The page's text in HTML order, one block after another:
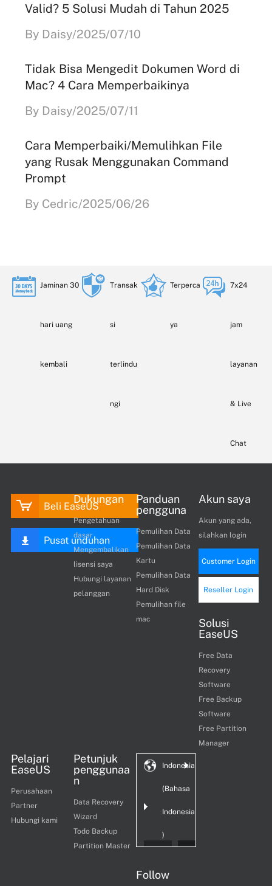
Valid? 5 Solusi Mudah di Tahun 2025
By Daisy/2025/07/10
Tidak Bisa Mengedit Dokumen Word di
Mac? 4 Cara Memperbaikinya
By Daisy/2025/07/11
Cara Memperbaiki/Memulihkan File
yang Rusak Menggunakan Command
Prompt
By Cedric/2025/06/26
Jaminan 30
hari uang
kembali
Transak
si
terlindu
ngi
Terperca
ya
7x24
jam
layanan
& Live
Chat
Beli EaseUS
Pusat unduhan
Dukungan
Pengetahuan
dasar
Mengembalikan
lisensi saya
Hubungi layanan
pelanggan
Panduan
pengguna
Pemulihan Data
Pemulihan Data
Kartu
Pemulihan Data
Hard Disk
Pemulihan file
mac
Akun saya
Akun yang ada,
silahkan login
Customer Login
Reseller Login
Solusi
EaseUS
Free Data
Recovery
Software
Free Backup
Software
Free Partition
Manager
Pelajari
EaseUS
Perusahaan
Partner
Hubungi kami
Petunjuk
penggunaa
n
Data Recovery
Wizard
Todo Backup
Partition Master
Indonesia
(Bahasa
Indonesia
)
Follow